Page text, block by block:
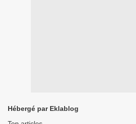
Hébergé par Eklablog